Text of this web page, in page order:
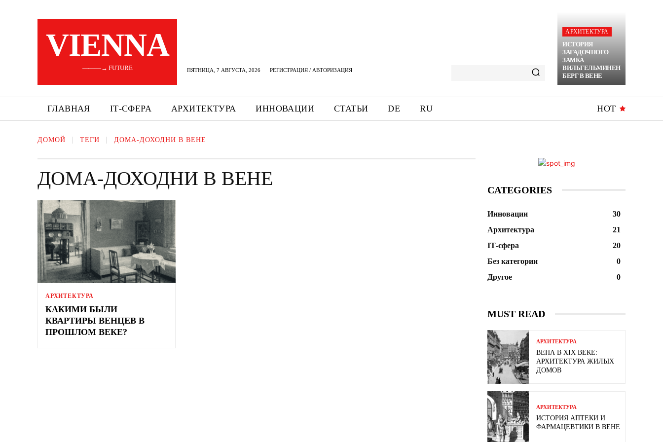
VIENNA
———→ FUTURE ПЯТНИЦА, 7 АВГУСТА, 2026 РЕГИСТРАЦИЯ / АВТОРИЗАЦИЯ
АРХИТЕКТУРА
ИСТОРИЯ
ЗАГАДОЧНОГО
ЗАМКА
ВИЛЬГЕЛЬМИНЕН
БЕРГ В ВЕНЕ
ГЛАВНАЯ ІТ-СФЕРА АРХИТЕКТУРА ИННОВАЦИИ СТАТЬИ DE RU HOT
ДОМОЙ ТЕГИ ДОМА-ДОХОДНИ В ВЕНЕ
ДОМА-ДОХОДНИ В ВЕНЕ
АРХИТЕКТУРА
КАКИМИ БЫЛИ
КВАРТИРЫ ВЕНЦЕВ В
ПРОШЛОМ ВЕКЕ?
CATEGORIES
Инновации
30
Архитектура
21
ІТ-сфера
20
Без категории
0
Другое
0
MUST READ
АРХИТЕКТУРА
ВЕНА В XIX ВЕКЕ:
АРХИТЕКТУРА ЖИЛЫХ
ДОМОВ
АРХИТЕКТУРА
ИСТОРИЯ АПТЕКИ И
ФАРМАЦЕВТИКИ В ВЕНЕ